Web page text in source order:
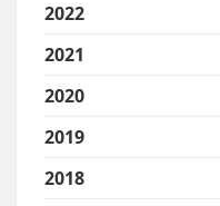
2022
2021
2020
2019
2018